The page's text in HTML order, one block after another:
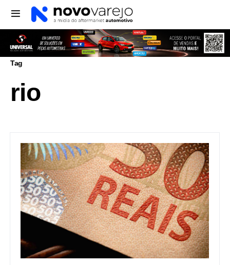
Tag
rio